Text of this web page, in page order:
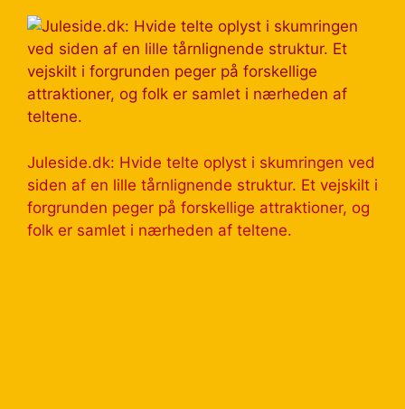
Juleside.dk: Hvide telte oplyst i skumringen ved
siden af en lille tårnlignende struktur. Et vejskilt i
forgrunden peger på forskellige attraktioner, og
folk er samlet i nærheden af teltene.